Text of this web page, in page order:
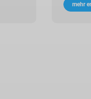
mehr